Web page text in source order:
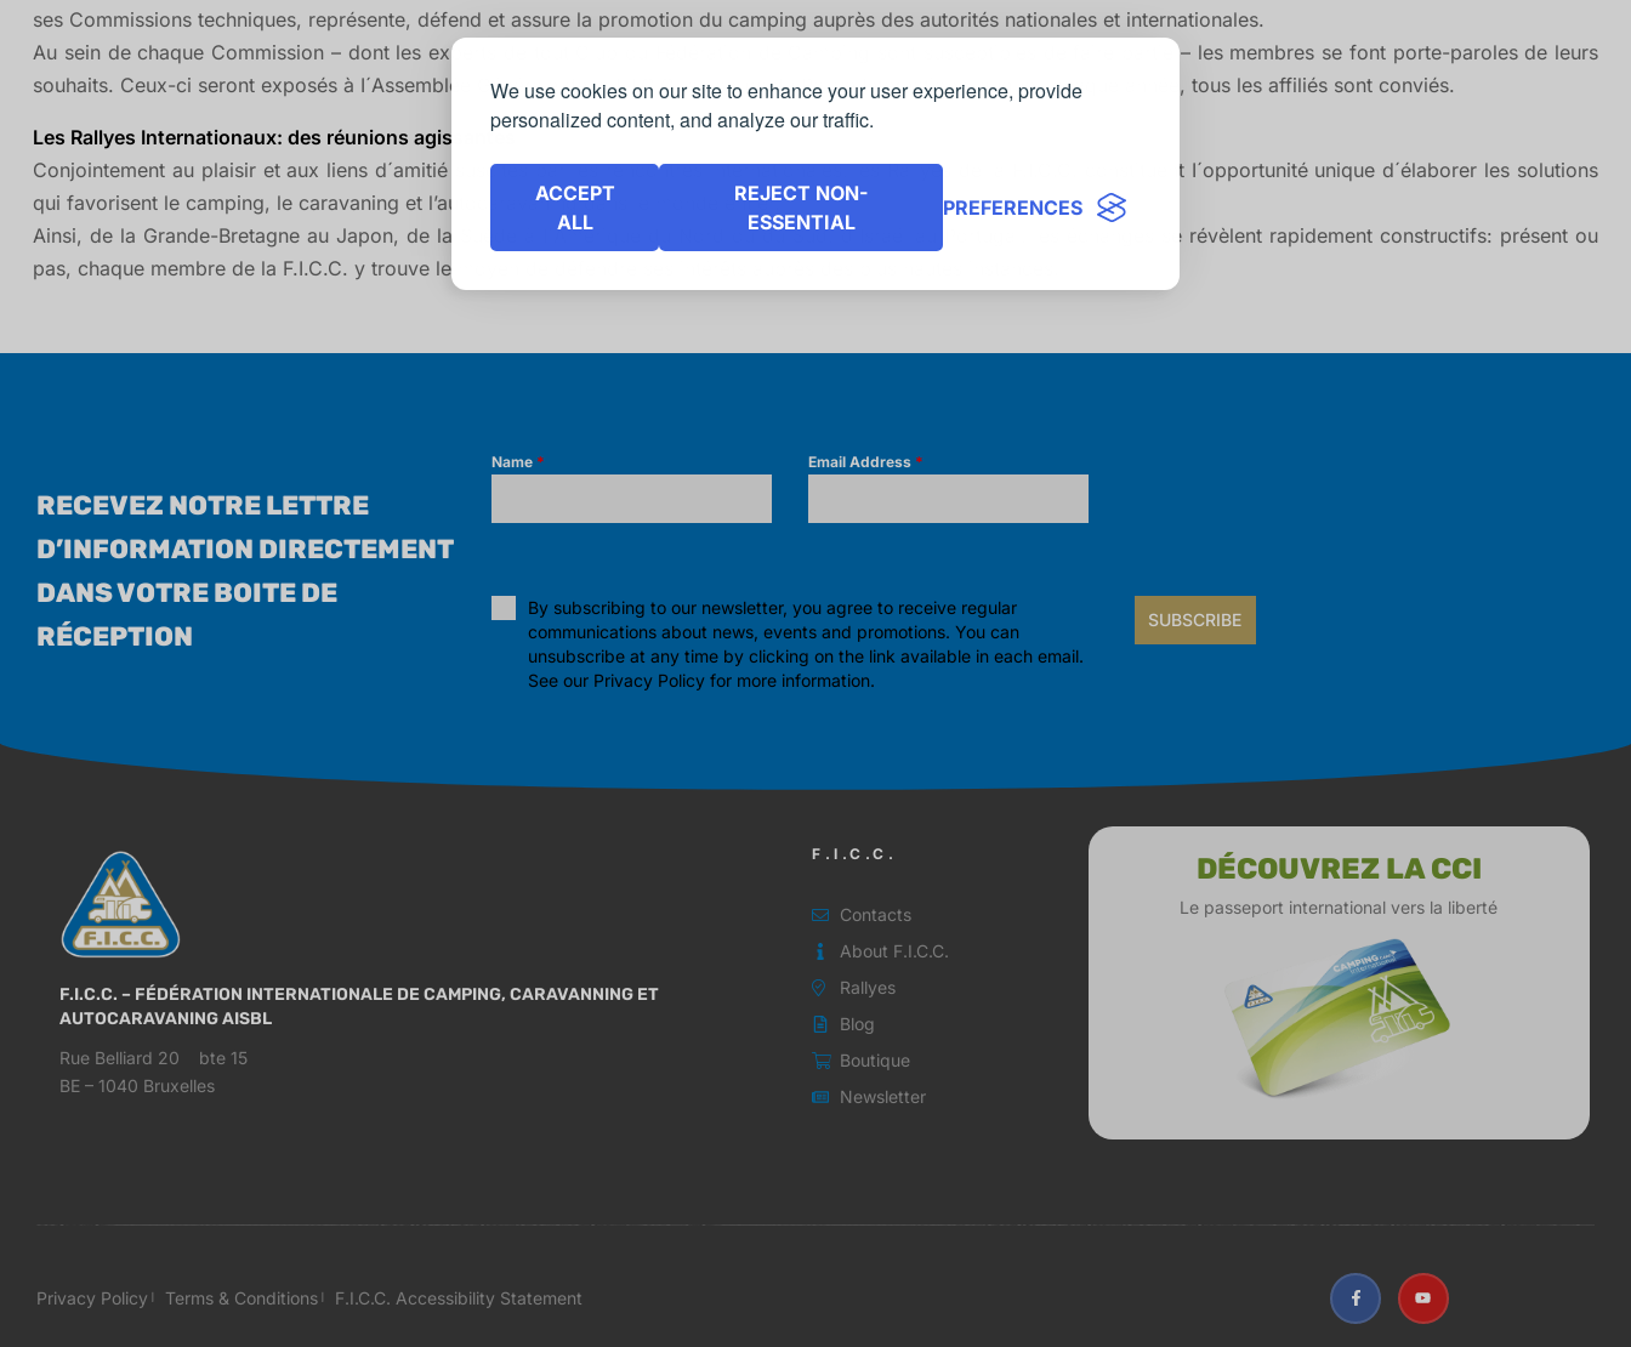
We use cookies on our site to enhance your user experience, provide
personalized content, and analyze our traffic.
ACCEPT
ALL
REJECT NON-
ESSENTIAL
PREFERENCES
ses Commissions techniques, représente, défend et assure la promotion du camping auprès des autorités nationales et internationales.
Au sein de chaque Commission – dont les experts de tout Club ou Fédération de Camping sont susceptibles de faire partie – les membres se font porte-paroles de leurs
souhaits. Ceux-ci seront exposés à I´Assemblée Générale de la F.I.C.C. au cours du Rallye International auquel, chaque année, tous les affiliés sont conviés.
Les Rallyes Internationaux: des réunions agissantes
Conjointement au plaisir et aux liens d´amitié suscités par les rencontres internationales, les Rallyes de la F.I.C.C. constituent I´opportunité unique d´élaborer les solutions
qui favorisent le camping, le caravaning et l’autocaravaning dans le monde entier.
Ainsi, de la Grande-Bretagne au Japon, de la Suède à I´Amérique du Nord ou du Sud, d´Israël au Portugal, les échanges se révèlent rapidement constructifs: présent ou
pas, chaque membre de la F.I.C.C. y trouve le moyen de défendre ses intérêts auprès des plus hautes instances.
RECEVEZ NOTRE LETTRE
D’INFORMATION DIRECTEMENT
DANS VOTRE BOITE DE
RÉCEPTION
Name * Email Address *
By subscribing to our newsletter, you agree to receive regular
communications about news, events and promotions. You can
unsubscribe at any time by clicking on the link available in each email.
See our Privacy Policyfor more information.
SUBSCRIBE
F.I.C.C. – FÉDÉRATION INTERNATIONALE DE CAMPING, CARAVANNING ET
AUTOCARAVANING AISBL
Rue Belliard 20 bte 15
BE – 1040 Bruxelles
F.I.C.C.
Contacts
About F.I.C.C.
Rallyes
Blog
Boutique
Newsletter
DÉCOUVREZ LA CCI
Le passeport international vers la liberté
Privacy Policy Terms & Conditions F.I.C.C. Accessibility Statement